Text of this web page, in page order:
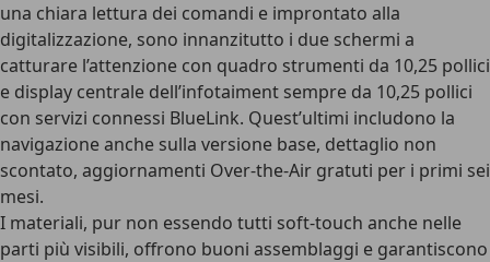
una chiara lettura dei comandi e improntato alla
digitalizzazione, sono innanzitutto i due schermi a
catturare l’attenzione con quadro strumenti da 10,25 pollici
e display centrale dell’infotaiment sempre da 10,25 pollici
con servizi connessi BlueLink. Quest’ultimi includono la
navigazione anche sulla versione base, dettaglio non
scontato, aggiornamenti Over-the-Air gratuti per i primi sei
mesi.
I materiali, pur non essendo tutti soft-touch anche nelle
parti più visibili, offrono buoni assemblaggi e garantiscono